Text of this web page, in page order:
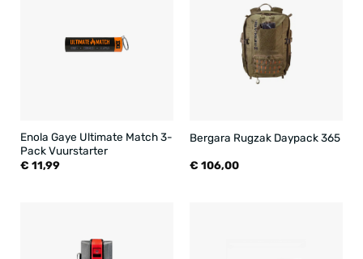
Enola Gaye Ultimate Match 3-
Pack Vuurstarter
€ 11,99
Bergara Rugzak Daypack 365
€ 106,00